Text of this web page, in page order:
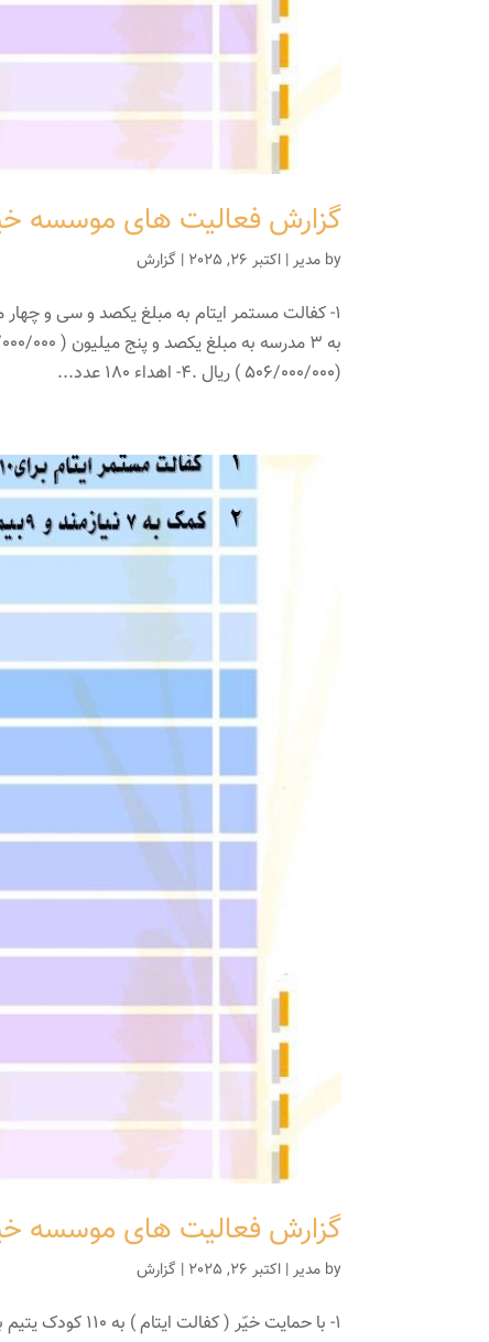
گزارش فعالیت های موسسه
by مدیر|اکتبر 26, 2025 | گزارش
(506/000/000 ) ریال .4- اهداء 180 عدد...
گزارش فعالیت های موسسه
by مدیر|اکتبر 26, 2025 | گزارش